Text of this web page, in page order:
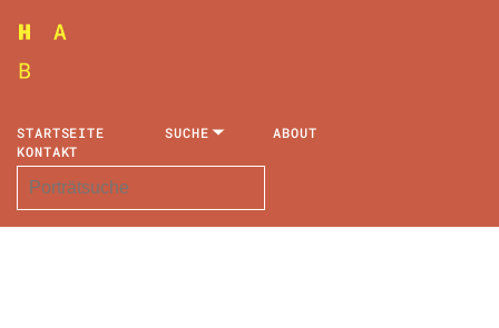
STARTSEITE SUCHE
ABOUT
KONTAKT